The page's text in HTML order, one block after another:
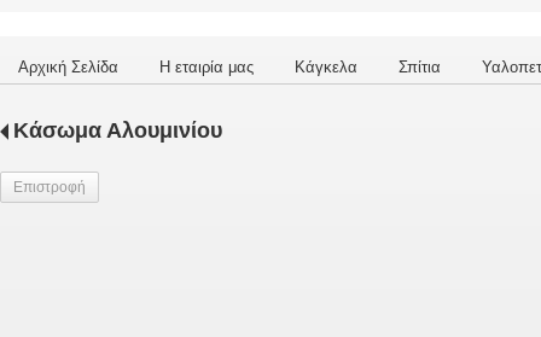
Αρχική Σελίδα Η εταιρία μας Κάγκελα Σπίτια
Κάσωμα Αλουμινίου
Επιστροφή